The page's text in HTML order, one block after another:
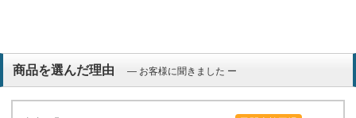
商品を選んだ理由 ― お客様に聞きました ー